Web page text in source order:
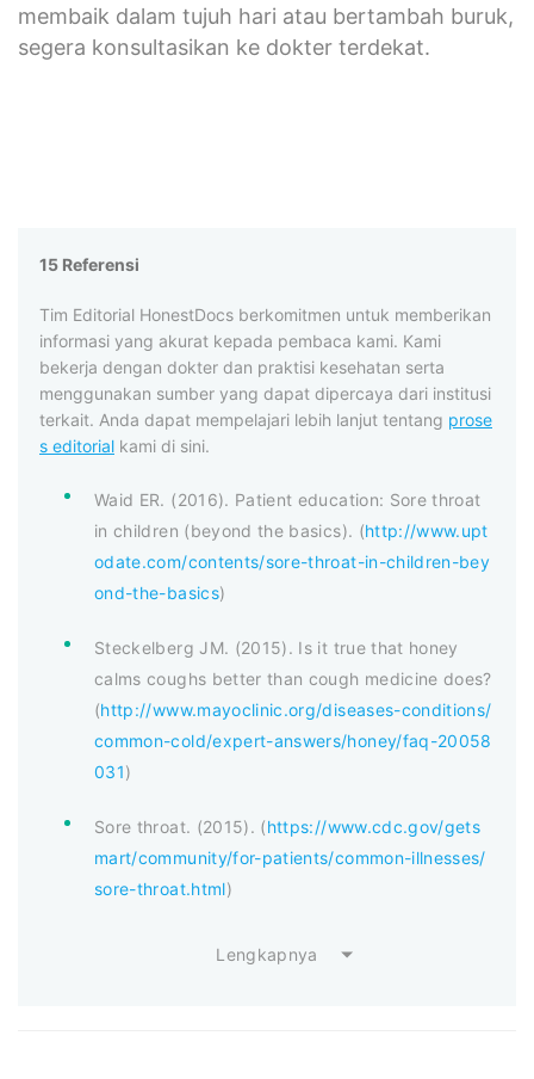
membaik dalam tujuh hari atau bertambah buruk,
segera konsultasikan ke dokter terdekat.
15 Referensi
Tim Editorial HonestDocs berkomitmen untuk memberikan
informasi yang akurat kepada pembaca kami. Kami
bekerja dengan dokter dan praktisi kesehatan serta
menggunakan sumber yang dapat dipercaya dari institusi
terkait. Anda dapat mempelajari lebih lanjut tentang prose
s editorial kami di sini.
Waid ER. (2016). Patient education: Sore throat
in children (beyond the basics). (http://www.upt
odate.com/contents/sore-throat-in-children-bey
ond-the-basics)
Steckelberg JM. (2015). Is it true that honey
calms coughs better than cough medicine does?
(http://www.mayoclinic.org/diseases-conditions/
common-cold/expert-answers/honey/faq-20058
031)
Sore throat. (2015). (https://www.cdc.gov/gets
mart/community/for-patients/common-illnesses/
sore-throat.html)
Lengkapnya